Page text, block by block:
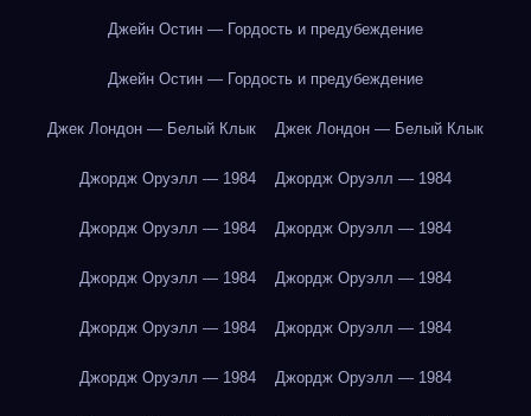
Джейн Остин — Гордость и предубеждение
Джейн Остин — Гордость и предубеждение
Джек Лондон — Белый Клык Джек Лондон — Белый Клык
Джордж Оруэлл — 1984 Джордж Оруэлл — 1984
Джордж Оруэлл — 1984 Джордж Оруэлл — 1984
Джордж Оруэлл — 1984 Джордж Оруэлл — 1984
Джордж Оруэлл — 1984 Джордж Оруэлл — 1984
Джордж Оруэлл — 1984 Джордж Оруэлл — 1984